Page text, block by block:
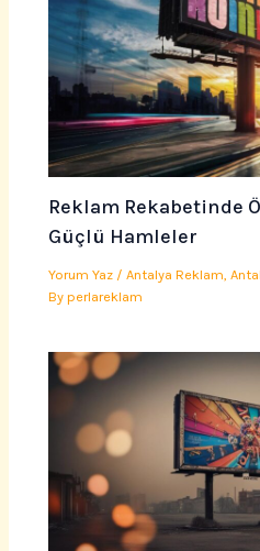
Reklam Rekabetinde
Güçlü Hamleler
Yorum Yaz /Antalya Reklam,
Byperlareklam